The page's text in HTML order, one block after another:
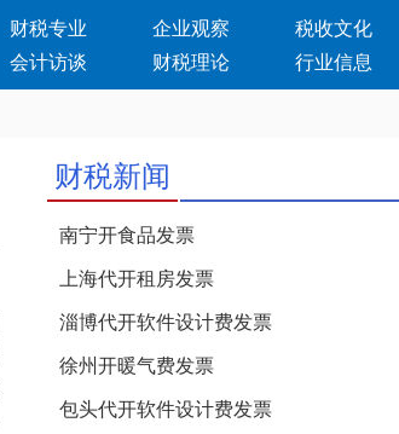
财税专业 企业观察
税收文化
会计访谈 财税理论 行业信息
财税新闻
南宁开食品发票
上海代开租房发票
淄博代开软件设计费发票
徐州开暖气费发票
包头代开软件设计费发票